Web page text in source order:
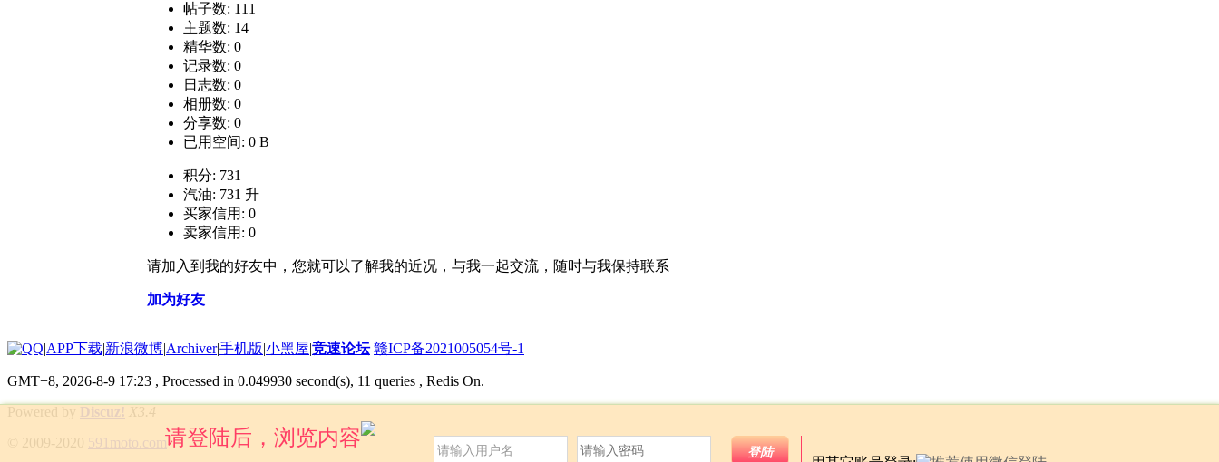
帖子数: 111
主题数: 14
精华数: 0
记录数: 0
日志数: 0
相册数: 0
分享数: 0
已用空间: 0 B
积分: 731
汽油: 731 升
买家信用: 0
卖家信用: 0
请加入到我的好友中，您就可以了解我的近况，与我一起交流，随时与我保持联系
加为好友
请登陆后，浏览内容
登陆
|APP下载|新浪微博|Archiver|手机版|小黑屋|竞速论坛 赣ICP备2021005054号-1
GMT+8, 2026-8-9 17:23 , Processed in 0.049930 second(s), 11 queries , Redis On.
Powered by Discuz! X3.4
© 2009-2020 591moto.com